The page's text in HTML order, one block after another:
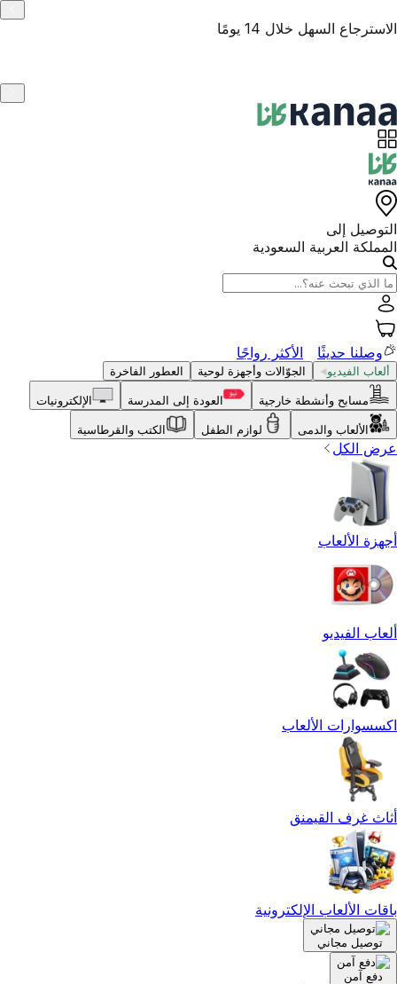
منتجات أصلية
التوصيل إلى
المملكة العربية السعودية
وصلنا حديثًا الأكثر رواجًا
ألعاب الفيديو الجوّالات وأجهزة لوحية العطور الفاخرة
مسابح وأنشطة خارجية العودة إلى المدرسة الإلكترونيات
الألعاب والدمى لوازم الطفل الكتب والقرطاسية
عرض الكل
أجهزة الألعاب
ألعاب الفيديو
اكسسوارات الألعاب
أثاث غرف القيمنق
باقات الألعاب الإلكترونية
توصيل مجاني
دفع آمن